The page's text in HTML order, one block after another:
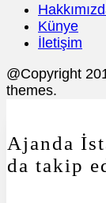
Künye
İletişim
@Copyright
themes.
Ajanda
da takip